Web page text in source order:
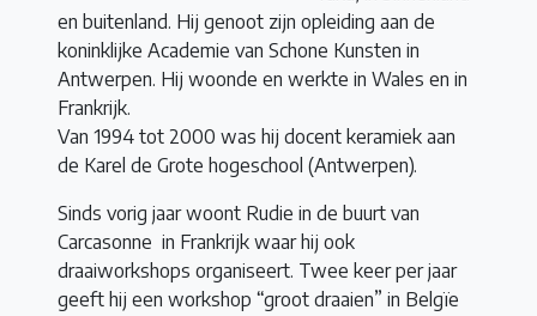
en buitenland. Hij genoot zijn opleiding aan de
koninklijke Academie van Schone Kunsten in
Antwerpen. Hij woonde en werkte in Wales en in
Frankrijk.
Van 1994 tot 2000 was hij docent keramiek aan
de Karel de Grote hogeschool (Antwerpen).
Sinds vorig jaar woont Rudie in de buurt van
Carcasonne in Frankrijk waar hij ook
draaiworkshops organiseert. Twee keer per jaar
geeft hij een workshop “groot draaien” in Belgïe